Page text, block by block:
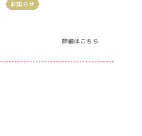
お知らせ
詳細はこちら